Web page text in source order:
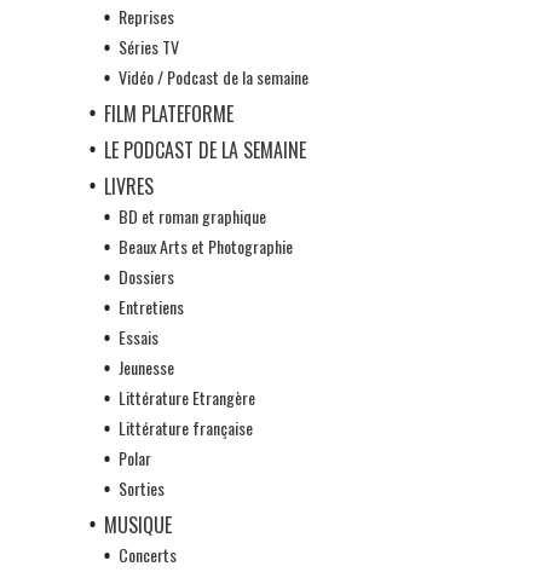
Reprises
Séries TV
Vidéo / Podcast de la semaine
FILM PLATEFORME
LE PODCAST DE LA SEMAINE
LIVRES
BD et roman graphique
Beaux Arts et Photographie
Dossiers
Entretiens
Essais
Jeunesse
Littérature Etrangère
Littérature française
Polar
Sorties
MUSIQUE
Concerts